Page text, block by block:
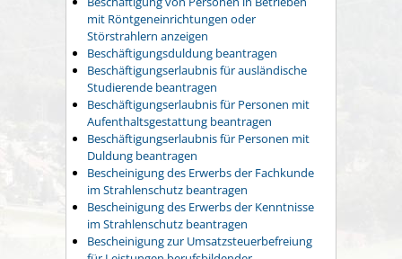
mit Röntgeneinrichtungen oder
Störstrahlern anzeigen
Beschäftigungsduldung beantragen
Beschäftigungserlaubnis für ausländische
Studierende beantragen
Beschäftigungserlaubnis für Personen mit
Aufenthaltsgestattung beantragen
Beschäftigungserlaubnis für Personen mit
Duldung beantragen
Bescheinigung des Erwerbs der Fachkunde
im Strahlenschutz beantragen
Bescheinigung des Erwerbs der Kenntnisse
im Strahlenschutz beantragen
Bescheinigung zur Umsatzsteuerbefreiung